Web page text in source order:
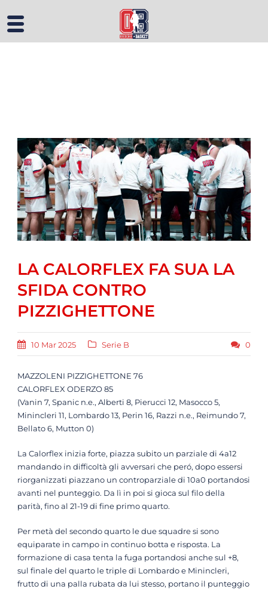
LA CALORFLEX FA SUA LA
SFIDA CONTRO
PIZZIGHETTONE
10 Mar 2025 Serie B 0
MAZZOLENI PIZZIGHETTONE 76
CALORFLEX ODERZO 85
(Vanin 7, Spanic n.e., Alberti 8, Pierucci 12, Masocco 5,
Minincleri 11, Lombardo 13, Perin 16, Razzi n.e., Reimundo 7,
Bellato 6, Mutton 0)
La Calorflex inizia forte, piazza subito un parziale di 4a12
mandando in difficoltà gli avversari che peró, dopo essersi
riorganizzati piazzano un controparziale di 10a0 portandosi
avanti nel punteggio. Da lì in poi si gioca sul filo della
parità, fino al 21-19 di fine primo quarto.
Per metà del secondo quarto le due squadre si sono
equiparate in campo in continuo botta e risposta. La
formazione di casa tenta la fuga portandosi anche sul +8,
sul finale del quarto le triple di Lombardo e Minincleri,
frutto di una palla rubata da lui stesso, portano il punteggio